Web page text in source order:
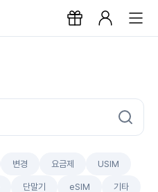
변경 요금제 USIM
단말기 eSIM 기타